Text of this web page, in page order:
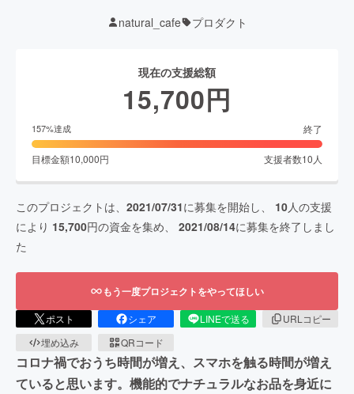
natural_cafe プロダクト
現在の支援総額
15,700円
157%達成 終了
目標金額10,000円 支援者数10 人
このプロジェクトは、 2021/07/31に募集を開始し、 10人の支援
により 15,700円の資金を集め、 2021/08/14に募集を終了しまし
た
もう一度プロジェクトをやってほしい
ポスト シェア LINEで送る
URLコピー
埋め込み
QRコード
コロナ禍でおうち時間が増え、スマホを触る時間が増え
ていると思います。機能的でナチュラルなお品を身近に